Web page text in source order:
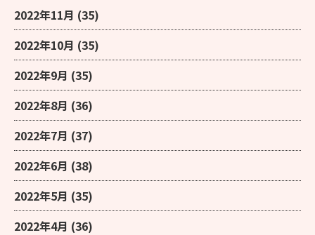
2022年11月 (35)
2022年10月 (35)
2022年9月 (35)
2022年8月 (36)
2022年7月 (37)
2022年6月 (38)
2022年5月 (35)
2022年4月 (36)